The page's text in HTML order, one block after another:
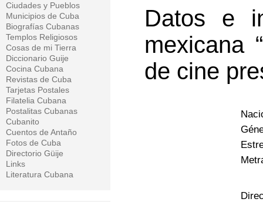
Ciudades y Pueblos
Municipios de Cuba
Biografías Cubanas
Templos Religiosos
Cosas de mi Tierra
Diccionario Guije
Cocina Cubana
Revistas de Cuba
Tarjetas Postales
Filatelia Cubana
Postalitas Cubanas
Cubanito
Cuentos de Antaño
Fotos de Cuba
Directorio Güije
Links
Literatura Cubana
Datos e
mexicana
de cine